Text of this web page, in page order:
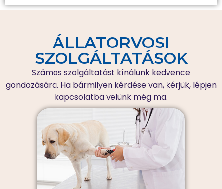
ÁLLATORVOSI
SZOLGÁLTATÁSOK
Számos szolgáltatást kínálunk kedvence
gondozására. Ha bármilyen kérdése van, kérjük, lépjen
kapcsolatba velünk még ma.